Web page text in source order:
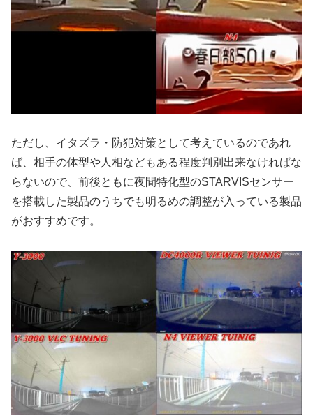
ただし、イタズラ・防犯対策として考えているのであれ
ば、相手の体型や人相などもある程度判別出来なければな
らないので、前後ともに夜間特化型のSTARVISセンサー
を搭載した製品のうちでも明るめの調整が入っている製品
がおすすめです。